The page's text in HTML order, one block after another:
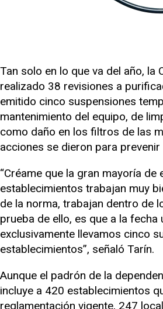
Tan solo en lo que va del año, la
realizado 38 revisiones a
emitido cinco suspensiones
mantenimiento del equipo, de
como daño en los filtros de las
acciones se dieron para
“Créame que la gran mayoría de
establecimientos trabajan muy
de la norma, trabajan dentro de
prueba de ello, es que a la fecha
exclusivamente llevamos cinco
establecimientos”, señaló Tarín.
Aunque el padrón de la
incluye a 420 establecimientos
reglamentación vigente, 247